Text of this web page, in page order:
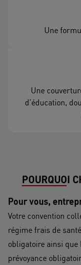
Une
Une
d’éducation,
POURQUOI
Pour vous,
Votre convention
régime frais de
obligatoire ainsi
prévoyance